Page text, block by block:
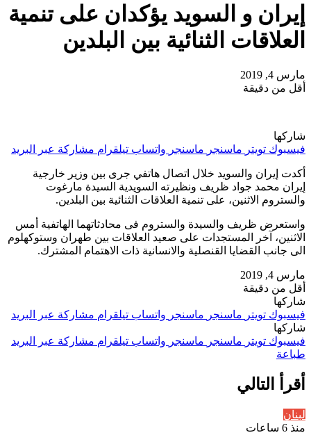
إيران و السويد يؤكدان على تنمیة
العلاقات الثنائیة بین البلدین
مارس 4, 2019
أقل من دقيقة
شاركها
فيسبوك تويتر ماسنجر ماسنجر واتساب تيلقرام مشاركة عبر البريد
أكدت إيران والسويد خلال اتصال هاتفي جرى بين وزیر خارجیة
إیران محمد جواد ظریف ونظیرته السویدیة السیدة مارغوت
والستروم الاثنین، على تنمیة العلاقات الثنائیة بین البلدین.
واستعرض ظریف والسیدة والستروم فی محادثاتهما الهاتفیة أمس
الاثنين، آخر المستجدات على صعید العلاقات بین طهران وستوكهلوم
الى جانب القضایا القنصلیة والانسانیة ذات الاهتمام المشترك.
مارس 4, 2019
أقل من دقيقة
شاركها
فيسبوك تويتر ماسنجر ماسنجر واتساب تيلقرام مشاركة عبر البريد
شاركها
فيسبوك تويتر ماسنجر ماسنجر واتساب تيلقرام مشاركة عبر البريد
طباعة
أقرأ التالي
لبنان
منذ 6 ساعات